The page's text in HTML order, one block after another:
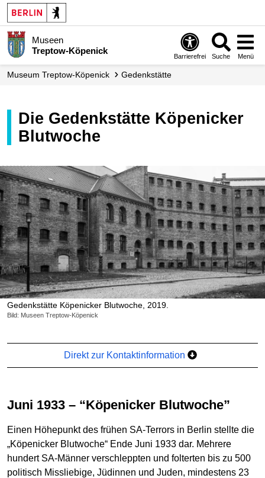
Museen
Treptow-Köpenick
Barrierefrei Suche Menü
Museum Treptow-Köpenick Gedenkstätte
Die Gedenkstätte Köpenicker
Blutwoche
Gedenkstätte Köpenicker Blutwoche, 2019.
Bild: Museen Treptow-Köpenick
Direkt zur Kontaktinformation
Juni 1933 – “Köpenicker Blutwoche”
Einen Höhepunkt des frühen SA-Terrors in Berlin stellte die
„Köpenicker Blutwoche“ Ende Juni 1933 dar. Mehrere
hundert SA-Männer verschleppten und folterten bis zu 500
politisch Missliebige, Jüdinnen und Juden, mindestens 23